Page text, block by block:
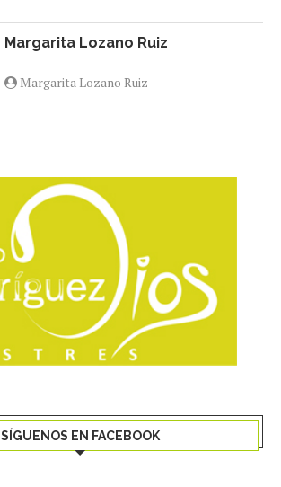
Margarita Lozano Ruiz
Margarita Lozano Ruiz
SÍGUENOS EN FACEBOOK